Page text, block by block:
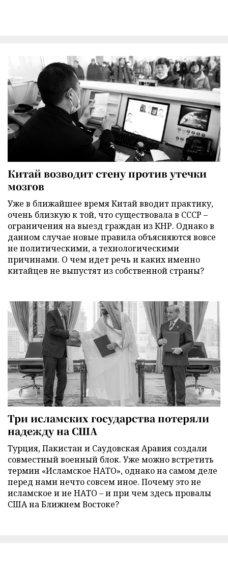
Китай возводит стену против утечки
мозгов
Уже в ближайшее время Китай вводит практику,
очень близкую к той, что существовала в СССР –
ограничения на выезд граждан из КНР. Однако в
данном случае новые правила объясняются вовсе
не политическими, а технологическими
причинами. О чем идет речь и каких именно
китайцев не выпустят из собственной страны?
Три исламских государства потеряли
надежду на США
Турция, Пакистан и Саудовская Аравия создали
совместный военный блок. Уже можно встретить
термин «Исламское НАТО», однако на самом деле
перед нами нечто совсем иное. Почему это не
исламское и не НАТО – и при чем здесь провалы
США на Ближнем Востоке?